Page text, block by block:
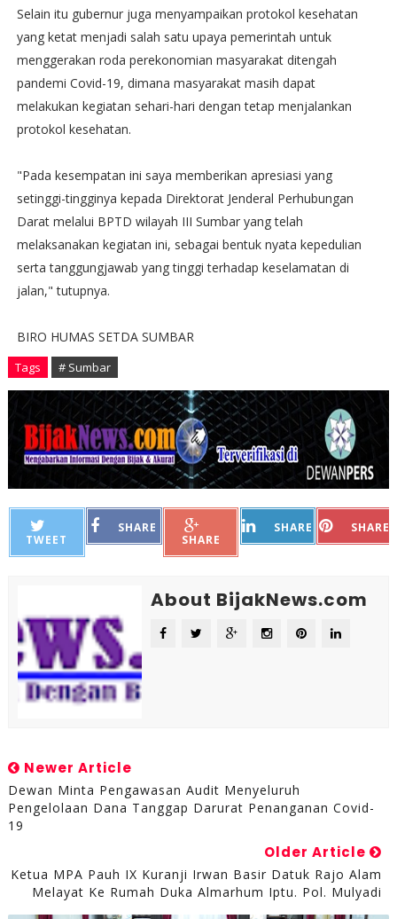
Selain itu gubernur juga menyampaikan protokol kesehatan
yang ketat menjadi salah satu upaya pemerintah untuk
menggerakan roda perekonomian masyarakat ditengah
pandemi Covid-19, dimana masyarakat masih dapat
melakukan kegiatan sehari-hari dengan tetap menjalankan
protokol kesehatan.
"Pada kesempatan ini saya memberikan apresiasi yang
setinggi-tingginya kepada Direktorat Jenderal Perhubungan
Darat melalui BPTD wilayah III Sumbar yang telah
melaksanakan kegiatan ini, sebagai bentuk nyata kepedulian
serta tanggungjawab yang tinggi terhadap keselamatan di
jalan," tutupnya.
BIRO HUMAS SETDA SUMBAR
Tags # Sumbar
TWEET
SHARE
SHARE
SHARE SHARE
About BijakNews.com
Newer Article
Dewan Minta Pengawasan Audit Menyeluruh
Pengelolaan Dana Tanggap Darurat Penanganan Covid-
19
Older Article
Ketua MPA Pauh IX Kuranji Irwan Basir Datuk Rajo Alam
Melayat Ke Rumah Duka Almarhum Iptu. Pol. Mulyadi